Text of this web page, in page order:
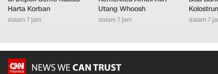
Polisi: Saepul
dalam 7 jam
Airlangga Beberkan
dalam 7 jam